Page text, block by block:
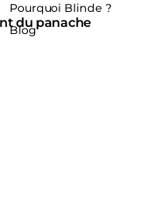
du panache
Pourquoi Blinde ?
Blog